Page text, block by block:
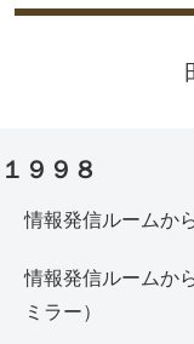
１９９８
情報発信ルームか
情報発信ルームか
ミラー）